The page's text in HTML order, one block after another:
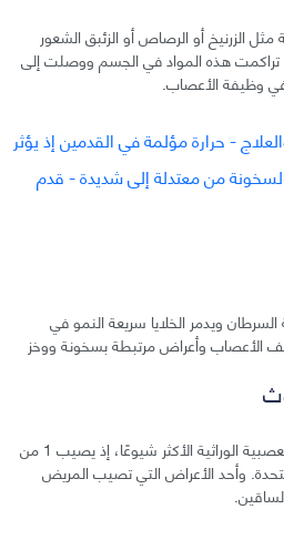
الزرنيخ أو الرصاص أو الزئبق الشعور
تراكمت هذه المواد في الجسم ووصلت إلى
وظيفة الأعصاب.
ويدمر الخلايا سريعة النمو في
الأعصاب وأعراض مرتبطة بسخونة ووخز
يعد هذا المرض من الاضطرابات العصبية الوراثية الأكثر شيوعًا، إذ يصيب 1 من
وأحد الأعراض التي تصيب المريض